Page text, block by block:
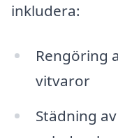
inkludera:
Rengöring
vitvaror
Städning